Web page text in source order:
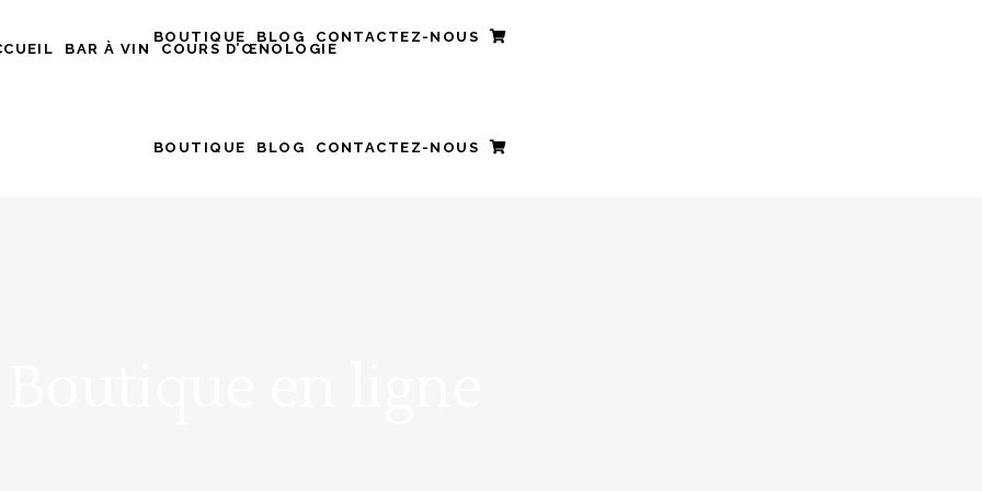
BAR À VIN COURS D’ŒNOLOGIE
BOUTIQUE BLOG CONTACTEZ-NOUS
BOUTIQUE BLOG CONTACTEZ-NOUS